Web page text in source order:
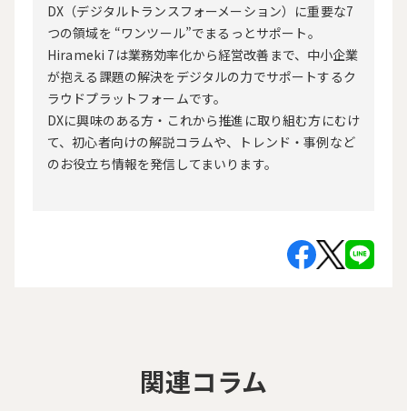
DX（デジタルトランスフォーメーション）に重要な7
つの領域を “ワンツール”でまるっとサポート。
Hirameki 7は業務効率化から経営改善まで、中小企業
が抱える課題の解決をデジタルの力でサポートするク
ラウドプラットフォームです。
DXに興味のある方・これから推進に取り組む方にむけ
て、初心者向けの解説コラムや、トレンド・事例など
のお役立ち情報を発信してまいります。
関連コラム